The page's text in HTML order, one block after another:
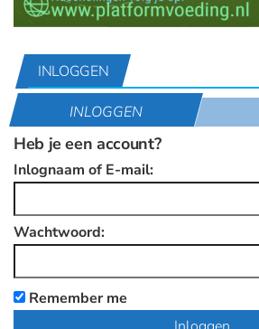
INLOGGEN
INLOGGEN
Heb je een account?
Inlognaam of E-mail:
Wachtwoord:
Remember me